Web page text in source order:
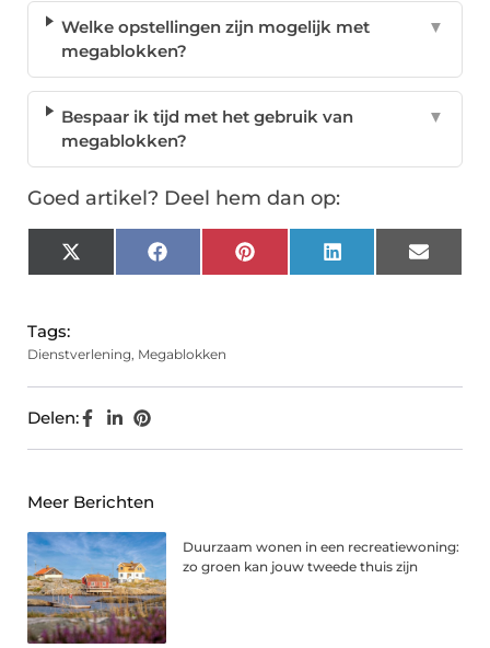
Welke opstellingen zijn mogelijk met
megablokken?
▼
Bespaar ik tijd met het gebruik van
megablokken?
▼
Goed artikel? Deel hem dan op:
X
(Twitter)
FacebookPinterest LinkedIn Email
Tags:
Dienstverlening, Megablokken
Delen:
Meer Berichten
Duurzaam wonen in een recreatiewoning:
zo groen kan jouw tweede thuis zijn